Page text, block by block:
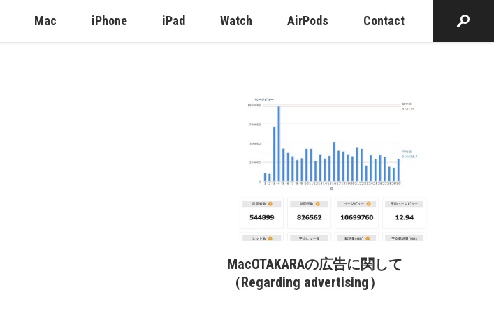
Mac iPhone iPad Watch AirPods Contact
MacOTAKARAの広告に関して
（Regarding advertising）